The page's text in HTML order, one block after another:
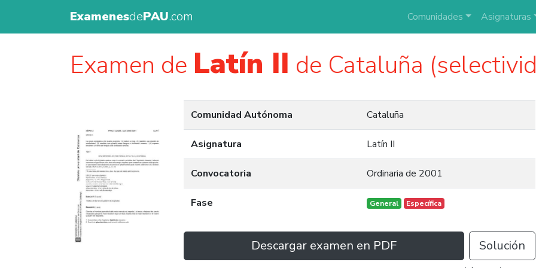
ExamenesdePAU.com Comunidades Asignaturas
Examen de Latín II de Cataluña
Comunidad Autónoma Cataluña
Asignatura Latín II
Convocatoria Ordinaria de 2001
Fase General Específica
Descargar examen en PDF Solución